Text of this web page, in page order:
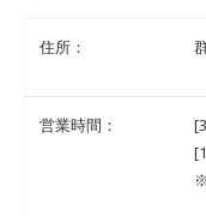
住所：
営業時間：